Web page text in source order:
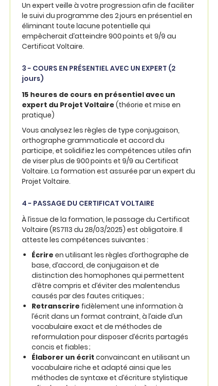
Un expert veille à votre progression afin de faciliter
le suivi du programme des 2 jours en présentiel en
éliminant toute lacune potentielle qui
empêcherait d’atteindre 900 points et 9/9 au
Certificat Voltaire.
3 - COURS EN PRÉSENTIEL AVEC UN EXPERT (2
jours)
15 heures de cours en présentiel avec un
expert du Projet Voltaire (théorie et mise en
pratique)
Vous analysez les règles de type conjugaison,
orthographe grammaticale et accord du
participe, et solidifiez les compétences utiles afin
de viser plus de 900 points et 9/9 au Certificat
Voltaire. La formation est assurée par un expert du
Projet Voltaire.
4 - PASSAGE DU CERTIFICAT VOLTAIRE
À l’issue de la formation, le passage du Certificat
Voltaire (RS7113 du 28/03/2025) est obligatoire. Il
atteste les compétences suivantes :
Écrire en utilisant les règles d’orthographe de
base, d’accord, de conjugaison et de
distinction des homophones qui permettent
d’être compris et d’éviter des malentendus
causés par des fautes critiques ;
Retranscrire fidèlement une information à
l’écrit dans un format contraint, à l’aide d’un
vocabulaire exact et de méthodes de
reformulation pour disposer d’écrits partagés
concis et fiables ;
Élaborer un écrit convaincant en utilisant un
vocabulaire riche et adapté ainsi que les
méthodes de syntaxe et d’écriture stylistique